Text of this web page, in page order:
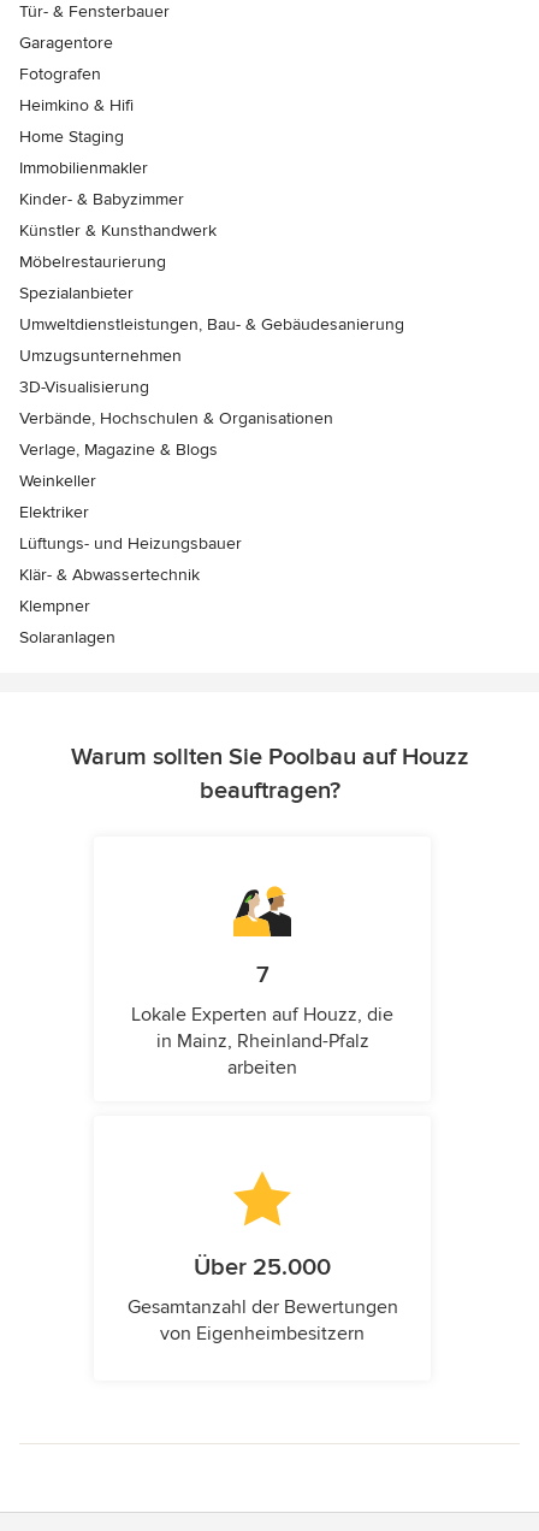
Tür- & Fensterbauer
Garagentore
Fotografen
Heimkino & Hifi
Home Staging
Immobilienmakler
Kinder- & Babyzimmer
Künstler & Kunsthandwerk
Möbelrestaurierung
Spezialanbieter
Umweltdienstleistungen, Bau- & Gebäudesanierung
Umzugsunternehmen
3D-Visualisierung
Verbände, Hochschulen & Organisationen
Verlage, Magazine & Blogs
Weinkeller
Elektriker
Lüftungs- und Heizungsbauer
Klär- & Abwassertechnik
Klempner
Solaranlagen
Warum sollten Sie Poolbau auf Houzz
beauftragen?
7
Lokale Experten auf Houzz, die
in Mainz, Rheinland-Pfalz
arbeiten
Über 25.000
Gesamtanzahl der Bewertungen
von Eigenheimbesitzern